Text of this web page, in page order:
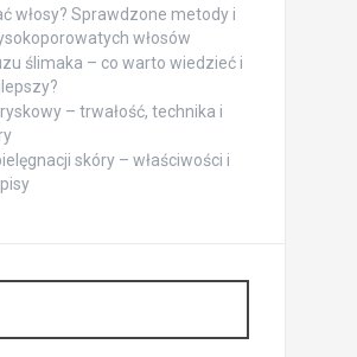
włosy? Sprawdzone metody i
włosów
ślimaka – co warto wiedzieć i
– trwałość, technika i
skóry – właściwości i